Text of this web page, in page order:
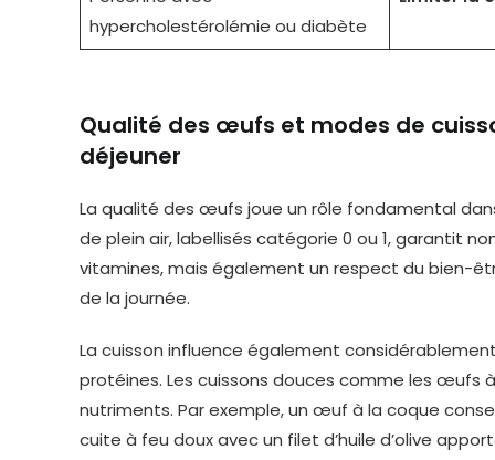
hypercholestérolémie ou diabète
Qualité des œufs et modes de
déjeuner
La qualité des œufs joue un rôle fondamental
de plein air, labellisés catégorie 0 ou 1, garantit
vitamines, mais également un respect du bien-
de la journée.
La cuisson influence également
protéines. Les cuissons douces comme les œufs
nutriments. Par exemple, un œuf à la coque
cuite à feu doux avec un filet d’huile d’olive